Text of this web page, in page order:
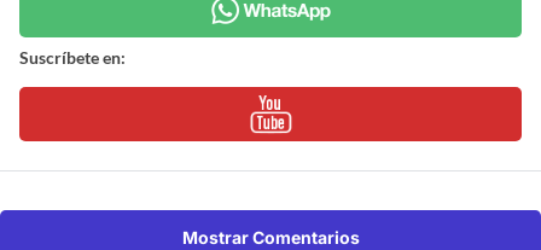
Suscríbete en:
Mostrar Comentarios